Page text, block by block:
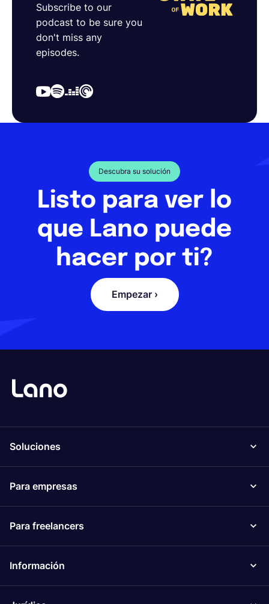
Subscribe to our
podcast to be sure you
don't miss any
episodes.
Descubra su solución
Listo para ver lo
que Lano puede
hacer por ti?
Empezar ›
Soluciones
Para empresas
Para freelancers
Información